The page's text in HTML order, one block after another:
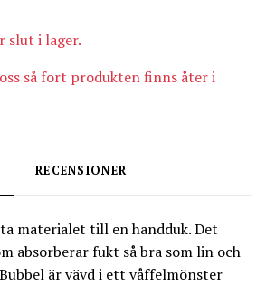
slut i lager.
oss så fort produkten finns åter i
RECENSIONER
materialet till en handduk. Det
absorberar fukt så bra som lin och
är vävd i ett våffelmönster